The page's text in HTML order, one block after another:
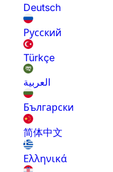
Deutsch
Русский
Türkçe
العربية
Български
简体中文
Ελληνικά